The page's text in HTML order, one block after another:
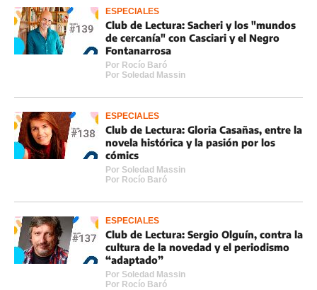
ESPECIALES
Club de Lectura: Sacheri y los "mundos
de cercanía" con Casciari y el Negro
Fontanarrosa
Por Rocí­o Baró
Por Soledad Massin
ESPECIALES
Club de Lectura: Gloria Casañas, entre la
novela histórica y la pasión por los
cómics
Por Soledad Massin
Por Rocí­o Baró
ESPECIALES
Club de Lectura: Sergio Olguín, contra la
cultura de la novedad y el periodismo
“adaptado”
Por Soledad Massin
Por Rocí­o Baró